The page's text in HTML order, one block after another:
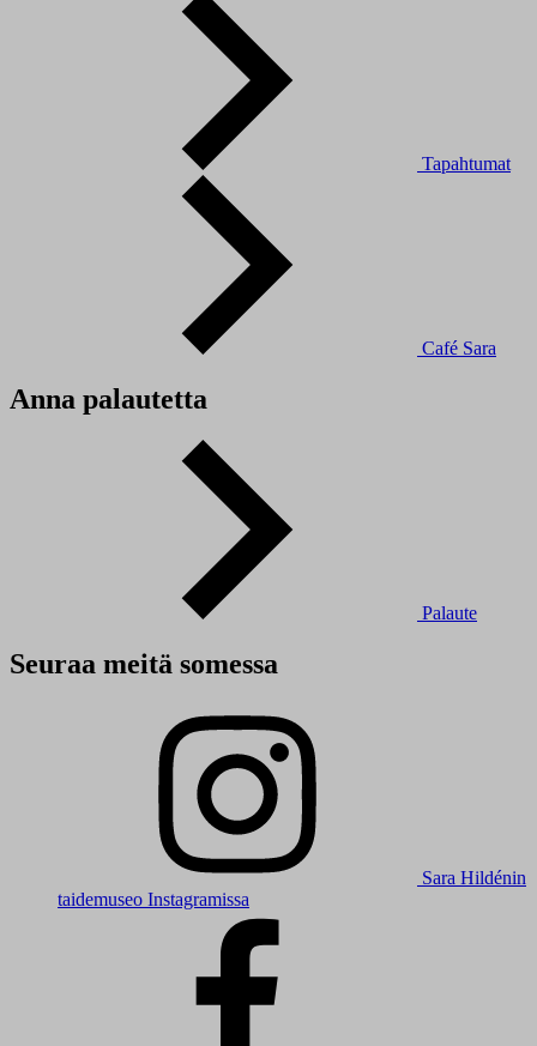
Tapahtumat
Café Sara
Anna palautetta
Palaute
Seuraa meitä somessa
Sara Hildénin
taidemuseo Instagramissa